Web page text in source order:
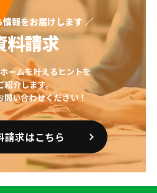
情報をお届けします ／
料請求
ームを叶えるヒントを
紹介します。
問い合わせください！
請求はこちら